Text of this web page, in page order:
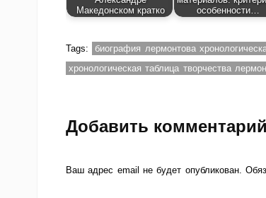
Македонском кратко
особенности…
Tags: биография лермонтова
хронологическая таблица творчества
Добавить комментарий
Ваш адрес email не будет опубликован.